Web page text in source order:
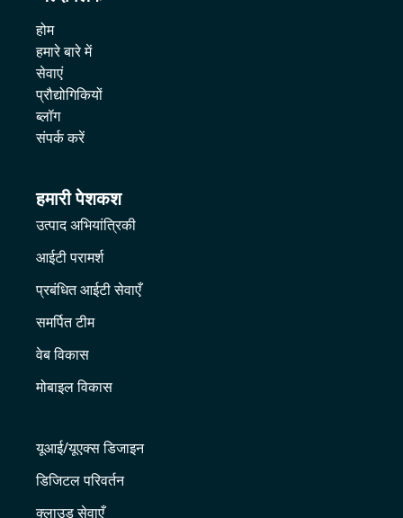
होम
हमारे बारे में
सेवाएं
प्रौद्योगिकियों
ब्लॉग
संपर्क करें
हमारी पेशकश
उत्पाद अभियांत्रिकी
आईटी परामर्श
प्रबंधित आईटी सेवाएँ
समर्पित टीम
वेब विकास
मोबाइल विकास
यूआई/यूएक्स डिजाइन
डिजिटल परिवर्तन
क्लाउड सेवाएँ